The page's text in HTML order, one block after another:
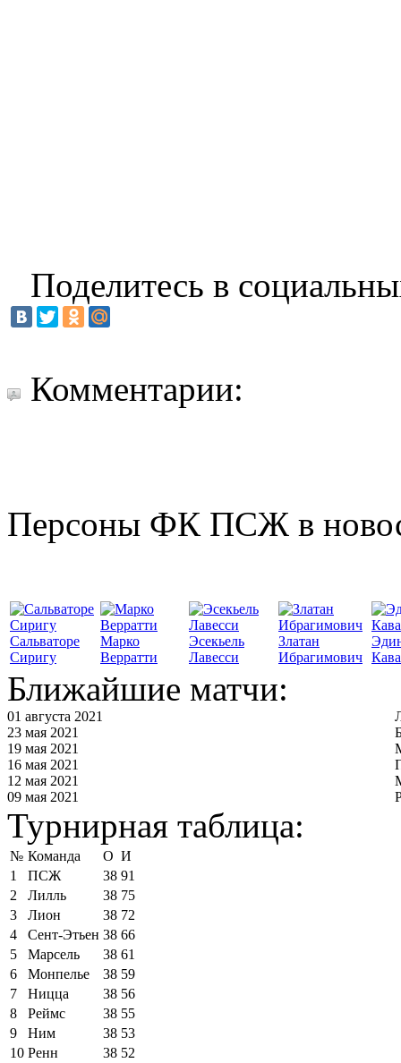
Поделитесь в
Комментарии:
Персоны ФК ПСЖ в
Сальваторе
Сиригу
Марко
Верратти
Эсекьель
Лавесси
Златан
Ибрагимович
Ближайшие матчи:
01 августа 2021
23 мая 2021
19 мая 2021
16 мая 2021
12 мая 2021
09 мая 2021
Турнирная таблица:
№ Команда О И
1
ПСЖ 38 91
2
Лилль 38 75
3
Лион 38 72
4
Сент-Этьен 38 66
5
Марсель 38 61
6
Монпелье 38 59
7
Ницца 38 56
8
Реймс 38 55
9
Ним 38 53
10 Ренн 38 52